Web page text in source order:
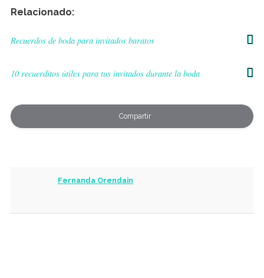
Relacionado:
Recuerdos de boda para invitados baratos
10 recuerditos útiles para tus invitados durante la boda
Compartir
Fernanda Orendain